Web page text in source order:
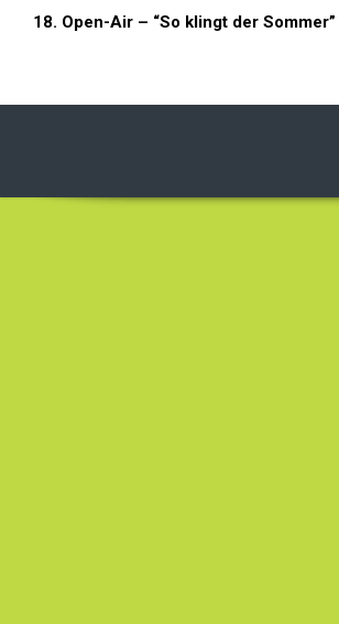
18. Open-Air – “So klingt der Sommer”